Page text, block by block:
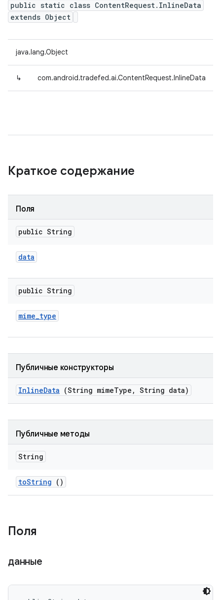
public static class ContentRequest.InlineData
extends Object
java.lang.Object
↳ com.android.tradefed.ai.ContentRequest.InlineData
Краткое содержание
Поля
public String
data
public String
mime_type
Публичные конструкторы
InlineData (String mimeType , String data)
Публичные методы
String
toString ()
Поля
данные